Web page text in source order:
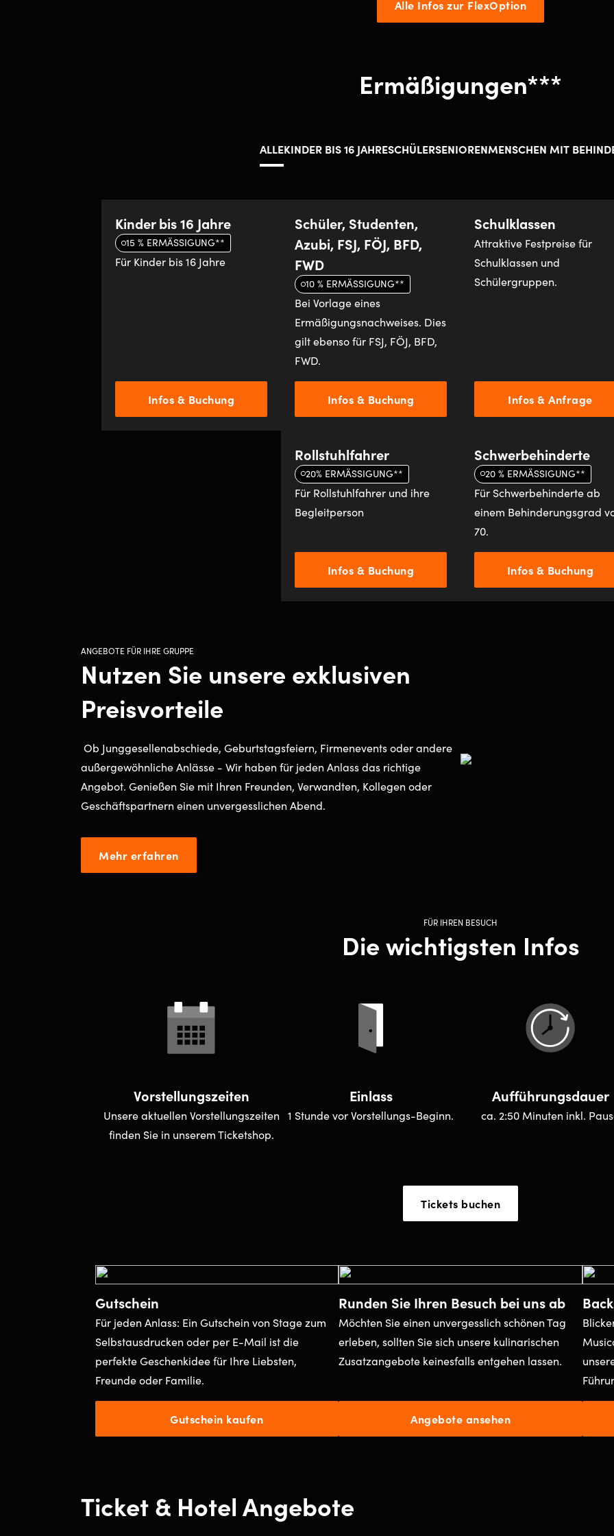
Alle Infos zur FlexOption
Ermäßigungen***
ALLEKINDER BIS 16 JAHRESCHÜLERSENIORENMENSCHEN MIT
Kinder bis 16 Jahre
15 % ERMÄSSIGUNG**
Für Kinder bis 16 Jahre
Infos & Buchung
Schü­ler, Stu­den­ten,
Azubi, FSJ, FÖJ, BFD,
FWD
10 % ERMÄSSIGUNG**
Bei Vorlage eines
Ermäßigungsnachweises. Dies
gilt ebenso für FSJ, FÖJ, BFD,
FWD.
Infos & Buchung
Schulklassen
Attraktive Festpreise für
Schulklassen und
Schülergruppen.
Infos & Anfrage
Rollstuhlfahrer
20% ERMÄSSIGUNG**
Für Rollstuhlfahrer und ihre
Begleitperson
Infos & Buchung
Schwerbehinderte
20 % ERMÄSSIGUNG**
Für Schwerbehinderte ab
einem Behinderungsgrad
70.
Infos & Buchung
ANGEBOTE FÜR IHRE GRUPPE
Nutzen Sie unsere exklusiven
Preisvorteile
Ob Junggesellenabschiede, Geburtstagsfeiern, Firmenevents oder andere
außergewöhnliche Anlässe - Wir haben für jeden Anlass das richtige
Angebot. Genießen Sie mit Ihren Freunden, Verwandten, Kollegen oder
Geschäftspartnern einen unvergesslichen Abend.
Mehr erfahren
FÜR IHREN BESUCH
Die wichtigsten Infos
Vorstellungszeiten
Unsere aktuellen Vorstellungszeiten
finden Sie in unserem Ticketshop.
Einlass
1 Stunde vor Vorstellungs-Beginn.
Aufführungsdauer
ca. 2:50 Minuten inkl.
Tickets buchen
Gutschein
Für jeden Anlass: Ein Gutschein von Stage zum
Selbstausdrucken oder per E-Mail ist die
perfekte Geschenkidee für Ihre Liebsten,
Freunde oder Familie.
Gutschein kaufen
Runden Sie Ihren Besuch bei uns ab
Möchten Sie einen unvergesslich schönen Tag
erleben, sollten Sie sich unsere kulinarischen
Zusatzangebote keinesfalls entgehen lassen.
Angebote ansehen
Ticket & Hotel Angebote